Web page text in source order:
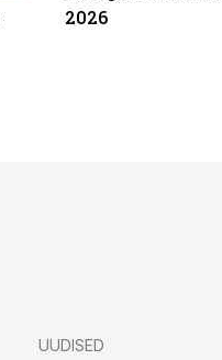
2026
UUDISED